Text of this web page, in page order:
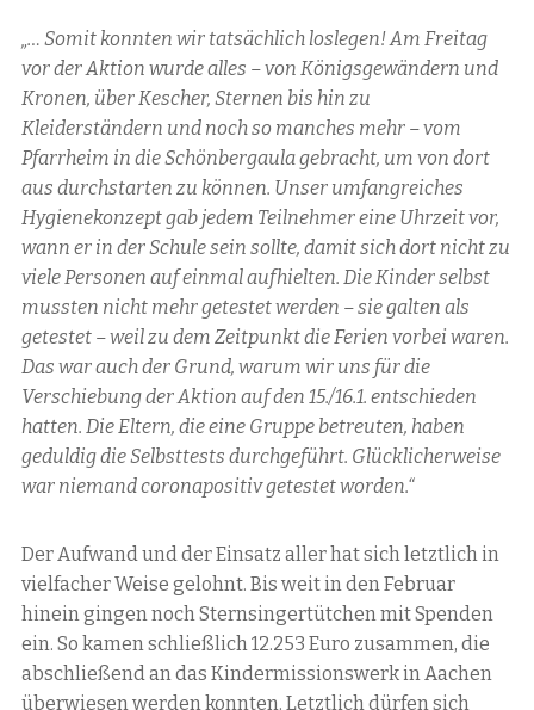
„… Somit konnten wir tatsächlich loslegen! Am Freitag
vor der Aktion wurde alles – von Königsgewändern und
Kronen, über Kescher, Sternen bis hin zu
Kleiderständern und noch so manches mehr – vom
Pfarrheim in die Schönbergaula gebracht, um von dort
aus durchstarten zu können. Unser umfangreiches
Hygienekonzept gab jedem Teilnehmer eine Uhrzeit vor,
wann er in der Schule sein sollte, damit sich dort nicht zu
viele Personen auf einmal aufhielten. Die Kinder selbst
mussten nicht mehr getestet werden – sie galten als
getestet – weil zu dem Zeitpunkt die Ferien vorbei waren.
Das war auch der Grund, warum wir uns für die
Verschiebung der Aktion auf den 15./16.1. entschieden
hatten. Die Eltern, die eine Gruppe betreuten, haben
geduldig die Selbsttests durchgeführt. Glücklicherweise
war niemand coronapositiv getestet worden.“
Der Aufwand und der Einsatz aller hat sich letztlich in
vielfacher Weise gelohnt. Bis weit in den Februar
hinein gingen noch Sternsingertütchen mit Spenden
ein. So kamen schließlich 12.253 Euro zusammen, die
abschließend an das Kindermissionswerk in Aachen
überwiesen werden konnten. Letztlich dürfen sich